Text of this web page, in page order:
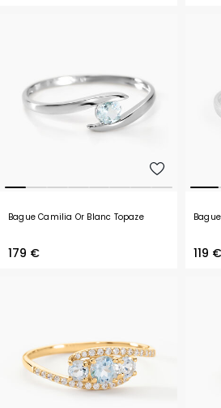
Bague Camilia Or Blanc Topaze
179 € 119 €